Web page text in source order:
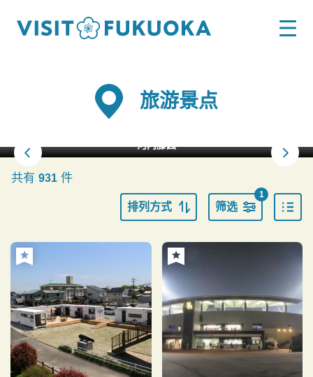
旅游景点
河内藤园
共有 931 件
排列方式 筛选
1